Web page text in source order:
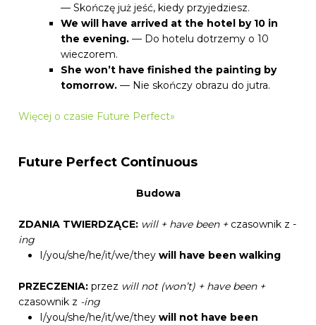
— Skończę już jeść, kiedy przyjedziesz.
We will have arrived at the hotel by 10 in
the evening. — Do hotelu dotrzemy o 10
wieczorem.
She won’t have finished the painting by
tomorrow. — Nie skończy obrazu do jutra.
Więcej o czasie Future Perfect»
Future Perfect Continuous
Budowa
ZDANIA TWIERDZĄCE: will + have been + czasownik z -
ing
I/you/she/he/it/we/they will have been walking
PRZECZENIA: przez will not (won’t) + have been +
czasownik z -ing
I/you/she/he/it/we/they will not have been